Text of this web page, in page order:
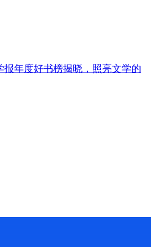
报年度好书榜揭晓，照亮文学的